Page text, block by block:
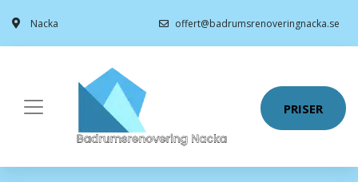
Nacka offert@badrumsrenoveringnacka.se
PRISER